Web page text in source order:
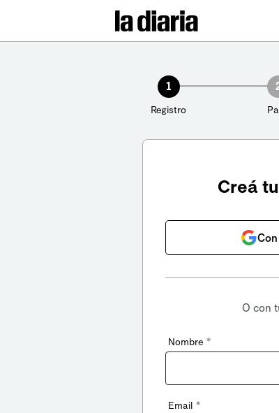
1
Registro
Creá
O con
Nombre *
Email *